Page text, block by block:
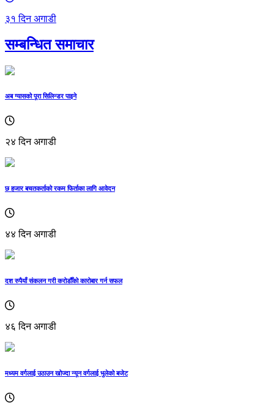
३१ दिन अगाडी
सम्बन्धित समाचार
अब ग्यासको पूरा सिलिन्डर पाइने
२४ दिन अगाडी
छ हजार बचतकर्ताको रकम फिर्ताका लागि आवेदन
४४ दिन अगाडी
दश रुपैयाँ संकलन गरी करोडौँको कारोबार गर्न सफल
४६ दिन अगाडी
मध्यम वर्गलाई उठाउन खोज्दा न्यून वर्गलाई भुलेको बजेट